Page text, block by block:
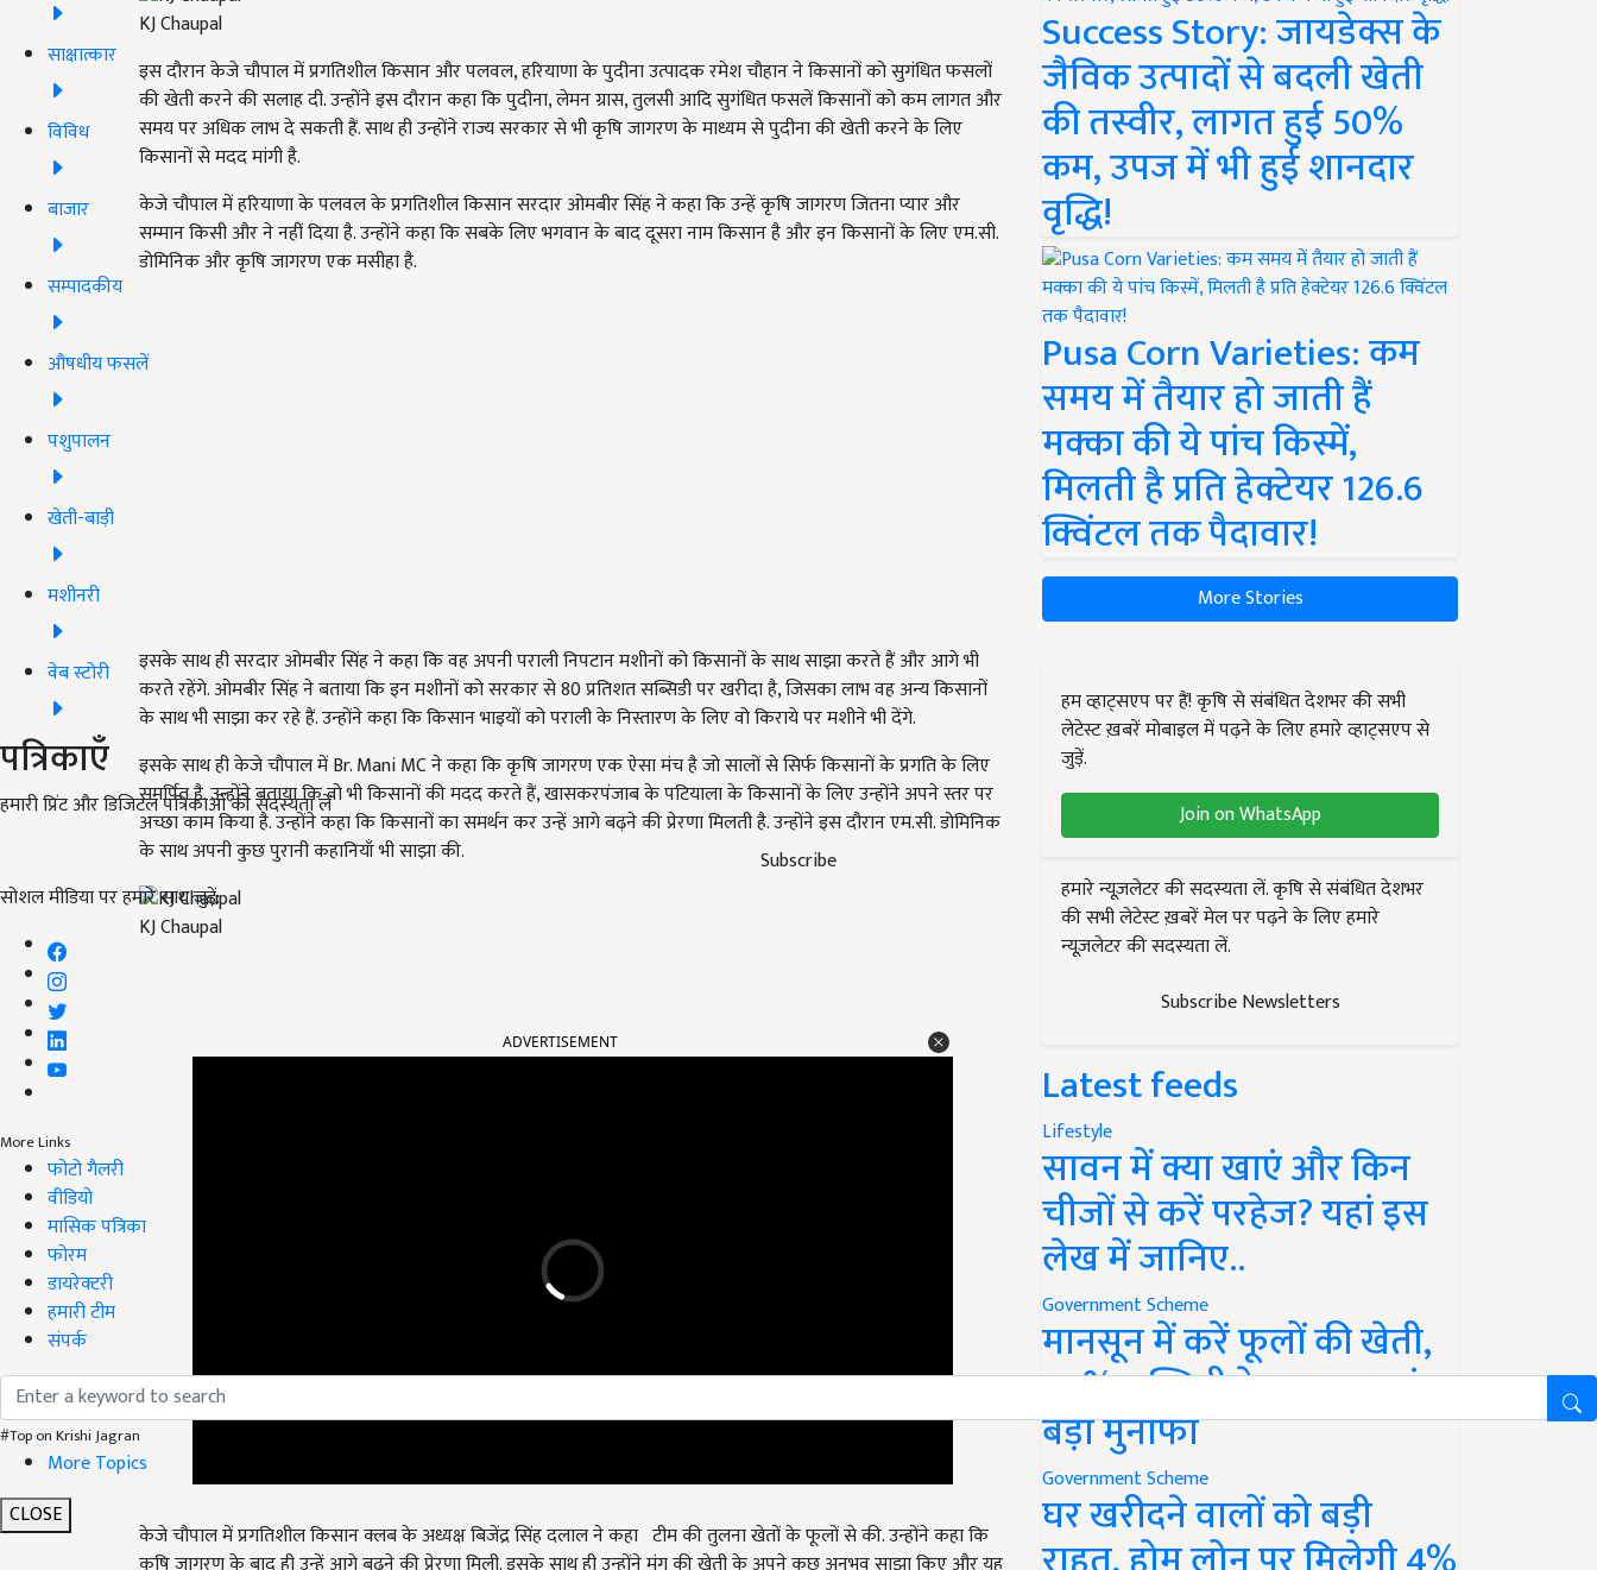
साक्षात्कार
विविध
बाजार
सम्पादकीय
औषधीय फसलें
पशुपालन
खेती-बाड़ी
मशीनरी
वेब स्टोरी
पत्रिकाएँ
हमारी प्रिंट और डिजिटल पत्रिकाओं की सदस्यता लें
Subscribe
सोशल मीडिया पर हमारे साथ जुड़ें:
More Links
फोटो गैलरी
वीडियो
मासिक पत्रिका
फोरम
डायरेक्टरी
हमारी टीम
संपर्क
#Top on Krishi Jagran
More Topics
CLOSE
KJ Chaupal
इस दौरान केजे चौपाल में प्रगतिशील किसान और पलवल, हरियाणा के पुदीना उत्पादक रमेश चौहान ने किसानों को सुगंधित फसलों
की खेती करने की सलाह दी. उन्होंने इस दौरान कहा कि पुदीना, लेमन ग्रास, तुलसी आदि सुगंधित फसलें किसानों को कम लागत और
समय पर अधिक लाभ दे सकती हैं. साथ ही उन्होंने राज्य सरकार से भी कृषि जागरण के माध्यम से पुदीना की खेती करने के लिए
किसानों से मदद मांगी है.
केजे चौपाल में हरियाणा के पलवल के प्रगतिशील किसान सरदार ओमबीर सिंह ने कहा कि उन्हें कृषि जागरण जितना प्यार और
सम्मान किसी और ने नहीं दिया है. उन्होंने कहा कि सबके लिए भगवान के बाद दूसरा नाम किसान है और इन किसानों के लिए एम.सी.
डोमिनिक और कृषि जागरण एक मसीहा है.
इसके साथ ही सरदार ओमबीर सिंह ने कहा कि वह अपनी पराली निपटान मशीनों को किसानों के साथ साझा करते हैं और आगे भी
करते रहेंगे. ओमबीर सिंह ने बताया कि इन मशीनों को सरकार से 80 प्रतिशत सब्सिडी पर खरीदा है, जिसका लाभ वह अन्य किसानों
के साथ भी साझा कर रहे हैं. उन्होंने कहा कि किसान भाइयों को पराली के निस्तारण के लिए वो किराये पर मशीने भी देंगे.
इसके साथ ही केजे चौपाल में Br. Mani MC ने कहा कि कृषि जागरण एक ऐसा मंच है जो सालों से सिर्फ किसानों के प्रगति के लिए
समर्पित है. उन्होंने बताया कि वो भी किसानों की मदद करते हैं, खासकरपंजाब के पटियाला के किसानों के लिए उन्होंने अपने स्तर पर
अच्छा काम किया है. उन्होंने कहा कि किसानों का समर्थन कर उन्हें आगे बढ़ने की प्रेरणा मिलती है. उन्होंने इस दौरान एम.सी. डोमिनिक
के साथ अपनी कुछ पुरानी कहानियाँ भी साझा की.
KJ Chaupal
कृषि जागरण के बाद ही उन्हें आगे बढ़ने की प्रेरणा मिली. इसके साथ ही उन्होंने मूंग की खेती के अपने कुछ अनुभव साझा किए और यह
Success Story: जायडेक्स के
जैविक उत्पादों से बदली खेती
की तस्वीर, लागत हुई 50%
कम, उपज में भी हुई शानदार
वृद्धि!
Pusa Corn Varieties: कम
समय में तैयार हो जाती हैं
मक्का की ये पांच किस्में,
मिलती है प्रति हेक्टेयर 126.6
क्विंटल तक पैदावार!
More Stories
हम व्हाट्सएप पर हैं! कृषि से संबंधित देशभर की सभी
लेटेस्ट ख़बरें मोबाइल में पढ़ने के लिए हमारे व्हाट्सएप से
जुड़ें.
Join on WhatsApp
हमारे न्यूज़लेटर की सदस्यता लें. कृषि से संबंधित देशभर
की सभी लेटेस्ट ख़बरें मेल पर पढ़ने के लिए हमारे
न्यूज़लेटर की सदस्यता लें.
Subscribe Newsletters
Latest feeds
Lifestyle
सावन में क्या खाएं और किन
चीजों से करें परहेज? यहां इस
लेख में जानिए..
Government Scheme
मानसून में करें फूलों की खेती,
50% सब्सिडी के साथ कमाएं
बड़ा मुनाफा
Government Scheme
घर खरीदने वालों को बड़ी